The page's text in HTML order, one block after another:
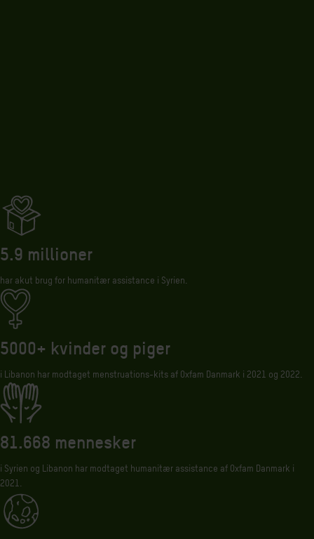
5.9 millioner
har akut brug for humanitær assistance i Syrien.
5000+ kvinder og piger
i Libanon har modtaget menstruations-kits af Oxfam Danmark i 2021 og 2022.
81.668 mennesker
i Syrien og Libanon har modtaget humanitær assistance af Oxfam Danmark i
2021.